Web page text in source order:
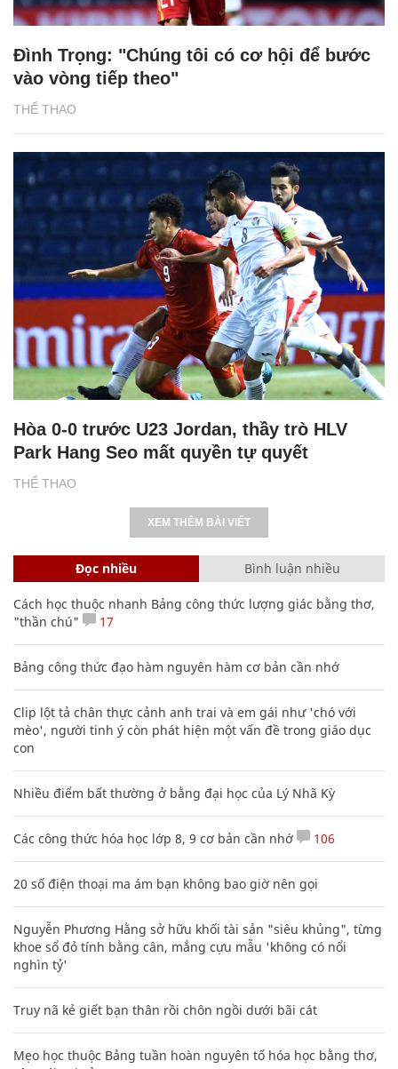
THỂ THAO
Đình Trọng: "Chúng tôi có cơ hội để bước
vào vòng tiếp theo"
THỂ THAO
Hòa 0-0 trước U23 Jordan, thầy trò HLV
Park Hang Seo mất quyền tự quyết
XEM THÊM BÀI VIẾT
Đọc nhiều Bình luận nhiều
Cách học thuộc nhanh Bảng công thức lượng giác bằng thơ,
"thần chú"
17
Bảng công thức đạo hàm nguyên hàm cơ bản cần nhớ
Clip lột tả chân thực cảnh anh trai và em gái như 'chó với
mèo', người tinh ý còn phát hiện một vấn đề trong giáo dục
con
Nhiều điểm bất thường ở bằng đại học của Lý Nhã Kỳ
Các công thức hóa học lớp 8, 9 cơ bản cần nhớ 106
20 số điện thoại ma ám bạn không bao giờ nên gọi
Nguyễn Phương Hằng sở hữu khối tài sản "siêu khủng", từng
khoe sổ đỏ tính bằng cân, mắng cựu mẫu 'không có nổi
nghìn tỷ'
Truy nã kẻ giết bạn thân rồi chôn ngồi dưới bãi cát
Mẹo học thuộc Bảng tuần hoàn nguyên tố hóa học bằng thơ,